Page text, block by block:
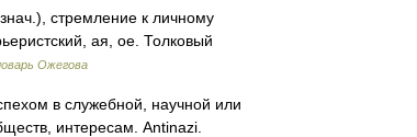
стремление к личному
ая, ое. Толковый
Ожегова
в служебной, научной или
интересам. Antinazi.